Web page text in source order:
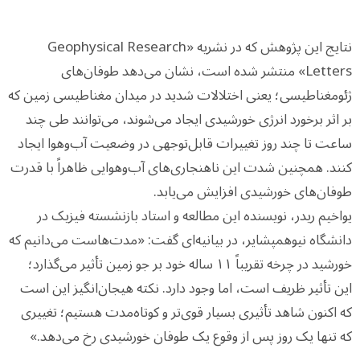
نتایج این پژوهش که در نشریه «Geophysical Research
Letters» منتشر شده است، نشان می‌دهد طوفان‌های
ژئومغناطیسی؛ یعنی اختلالات شدید در میدان مغناطیسی زمین که
بر اثر برخورد انرژی خورشیدی ایجاد می‌شوند، می‌توانند طی چند
ساعت تا چند روز تغییرات قابل‌توجهی در وضعیت آب‌وهوا ایجاد
کنند. همچنین شدت این ناهنجاری‌های آب‌وهوایی ظاهراً با قدرت
طوفان‌های خورشیدی افزایش می‌یابد.
یواخیم ریدر، نویسنده این مطالعه و استاد بازنشسته فیزیک در
دانشگاه نیوهمپشایر، در بیانیه‌ای گفت: «مدت‌هاست می‌دانیم که
خورشید در چرخه تقریباً ۱۱ ساله خود بر جو زمین تأثیر می‌گذارد؛
این تأثیر ظریف است، اما وجود دارد. نکته هیجان‌انگیز این است
که اکنون شاهد تأثیری بسیار قوی‌تر و کوتاه‌مدت هستیم؛ تغییری
که تنها یک روز پس از وقوع یک طوفان خورشیدی رخ می‌دهد.»